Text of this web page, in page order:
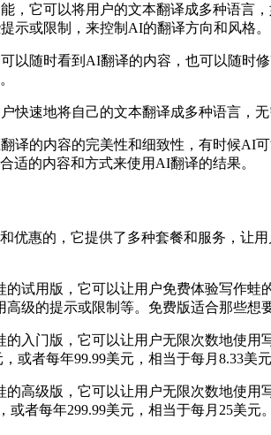
，它可以将用户的文本翻译成多种语言
示或限制，来控制AI的翻译方向和风格。
以随时看到AI翻译的内容，也可以随时
快速地将自己的文本翻译成多种语言，
译的内容的完美性和细致性，有时候AI
适的内容和方式来使用AI翻译的结果。
优惠的，它提供了多种套餐和服务，让
的试用版，它可以让用户免费体验写作
级的提示或限制等。免费版适合那些想
的入门版，它可以让用户无限次数地使用
或者每年99.99美元，相当于每月8.33
的高级版，它可以让用户无限次数地使
或者每年299.99美元，相当于每月25美